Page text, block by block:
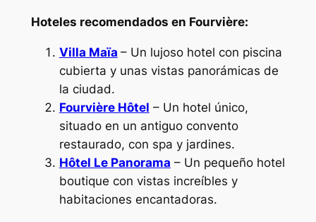
Hoteles recomendados en Fourvière:
Villa Maïa – Un lujoso hotel con piscina
cubierta y unas vistas panorámicas de
la ciudad.
Fourvière Hôtel – Un hotel único,
situado en un antiguo convento
restaurado, con spa y jardines.
Hôtel Le Panorama – Un pequeño hotel
boutique con vistas increíbles y
habitaciones encantadoras.